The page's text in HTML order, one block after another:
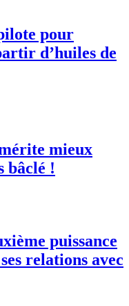
pour
d’huiles de
mieux
bâclé !
puissance
relations avec